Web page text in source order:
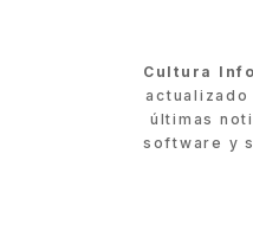
Cultura
actualizado
últimas
software y